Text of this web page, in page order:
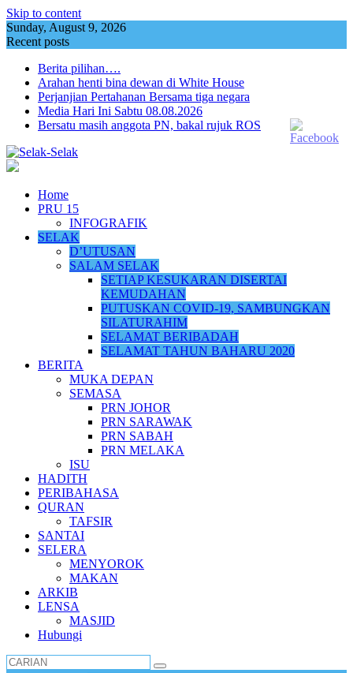
Skip to content
Sunday, August 9, 2026
Recent posts
Berita pilihan….
Arahan henti bina dewan di White House
Perjanjian Pertahanan Bersama tiga negara
Media Hari Ini Sabtu 08.08.2026
Bersatu masih anggota PN, bakal rujuk ROS
Home
PRU 15
INFOGRAFIK
SELAK
D’UTUSAN
SALAM SELAK
SETIAP KESUKARAN DISERTAI
KEMUDAHAN
PUTUSKAN COVID-19, SAMBUNGKAN
SILATURAHIM
SELAMAT BERIBADAH
SELAMAT TAHUN BAHARU 2020
BERITA
MUKA DEPAN
SEMASA
PRN JOHOR
PRN SARAWAK
PRN SABAH
PRN MELAKA
ISU
HADITH
PERIBAHASA
QURAN
TAFSIR
SANTAI
SELERA
MENYOROK
MAKAN
ARKIB
LENSA
MASJID
Hubungi